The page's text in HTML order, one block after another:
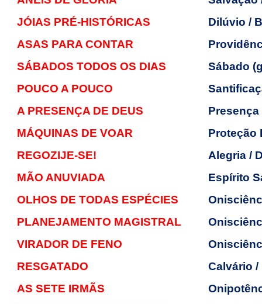
JÓIAS PRÉ-HISTÓRICAS
Dilúvio /
ASAS PARA CONTAR
SÁBADOS TODOS OS DIAS
Sábado
POUCO A POUCO
A PRESENÇA DE DEUS
MÁQUINAS DE VOAR
Proteção
REGOZIJE-SE!
Alegria /
MÃO ANUVIADA
Espírito
OLHOS DE TODAS ESPÉCIES
PLANEJAMENTO MAGISTRAL
VIRADOR DE FENO
RESGATADO
Calvário
AS SETE IRMÃS